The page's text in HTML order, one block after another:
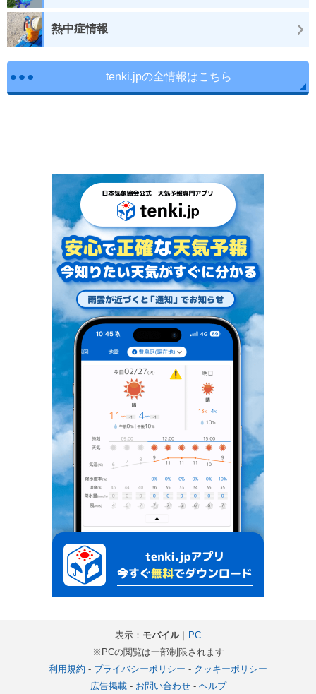
熱中症情報
tenki.jpの全情報はこちら
表示： モバイル｜ PC
※PCの閲覧は一部制限されます
利用規約 - プライバシーポリシー - クッキーポリシー
広告掲載- お問い合わせ- ヘルプ